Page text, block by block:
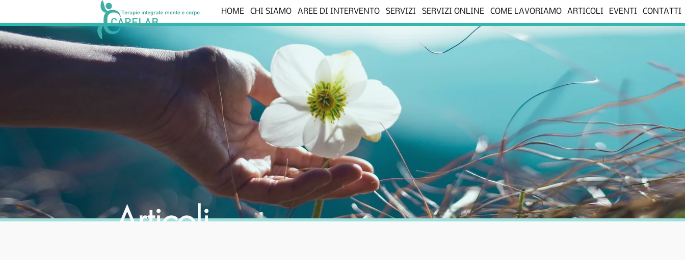
HOME CHI SIAMO AREE DI INTERVENTO SERVIZI SERVIZI ONLINE COME LAVORIAMO ARTICOLI EVENTI CONTATTI
Articoli